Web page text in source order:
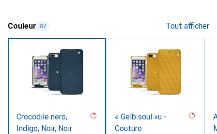
Couleur 87 Tout afficher
Crocodile nero,
Indigo, Noir, Noir
« Gelb soul »u -
Couture